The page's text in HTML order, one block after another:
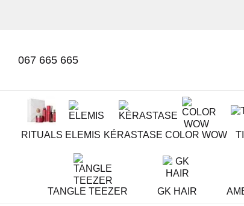
067 665 665
RITUALS ELEMIS KÉRASTASE COLOR WOW
TANGLE TEEZER GK HAIR